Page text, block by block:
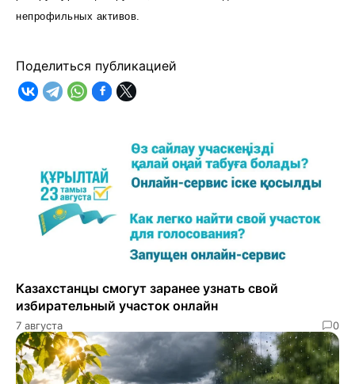
непрофильных активов.
Поделиться публикацией
Казахстанцы смогут заранее узнать свой
избирательный участок онлайн
7 августа 0